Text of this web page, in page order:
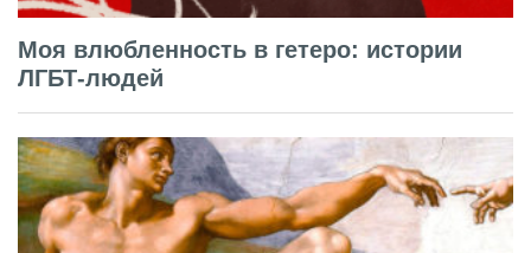
Моя влюбленность в гетеро: истории
ЛГБТ-людей